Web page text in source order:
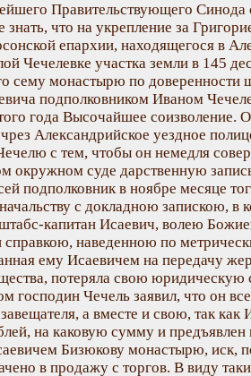
Правительствующего Синода
что на укрепление за
епархии, находящегося в
Чечелевке участка земли в 145
сему монастырю по доверенности
подполковником Иваном
года Высочайшее соизволение.
Александрийское уездное
с тем, чтобы он немедля
окружном суде дарственную
подполковник в ноябре месяце
с докладною запискою, в
штабс-капитан Исаевич, волею
справкою, наведенною по
ему Исаевичем на передачу
потеряла свою юридическую
господин Чечель заявил, что он
а вместе и свою, так как
на каковую сумму и предъявлен
Бизюкову монастырю, иск,
в продажу с торгов. В виду